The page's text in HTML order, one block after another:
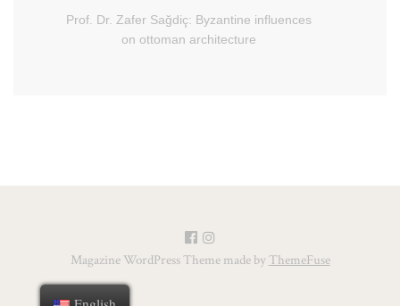
Prof. Dr. Zafer Sağdiç: Byzantine influences
on ottoman architecture
Magazine WordPress Theme made by ThemeFuse